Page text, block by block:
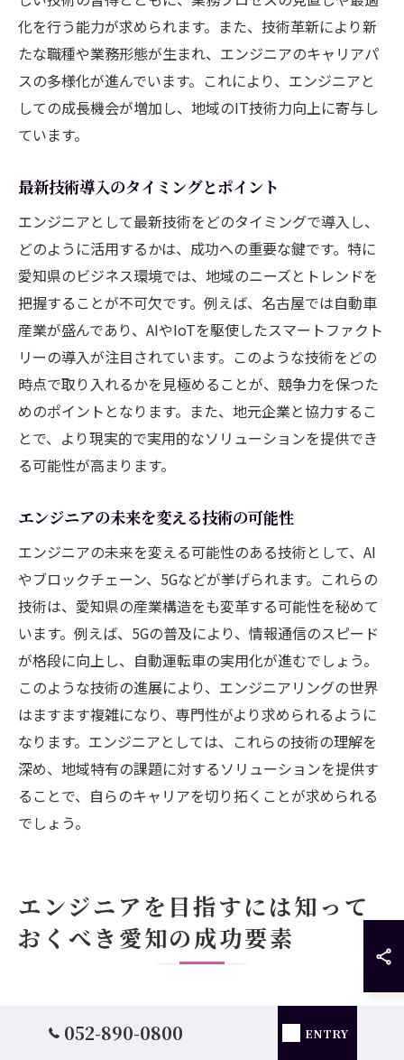
化を行う能力が求められます。また、技術革新により新
たな職種や業務形態が生まれ、エンジニアのキャリアパ
スの多様化が進んでいます。これにより、エンジニアと
しての成長機会が増加し、地域のIT技術力向上に寄与し
ています。
最新技術導入のタイミングとポイント
エンジニアとして最新技術をどのタイミングで導入し、
どのように活用するかは、成功への重要な鍵です。特に
愛知県のビジネス環境では、地域のニーズとトレンドを
把握することが不可欠です。例えば、名古屋では自動車
産業が盛んであり、AIやIoTを駆使したスマートファクト
リーの導入が注目されています。このような技術をどの
時点で取り入れるかを見極めることが、競争力を保つた
めのポイントとなります。また、地元企業と協力するこ
とで、より現実的で実用的なソリューションを提供でき
る可能性が高まります。
エンジニアの未来を変える技術の可能性
エンジニアの未来を変える可能性のある技術として、AI
やブロックチェーン、5Gなどが挙げられます。これらの
技術は、愛知県の産業構造をも変革する可能性を秘めて
います。例えば、5Gの普及により、情報通信のスピード
が格段に向上し、自動運転車の実用化が進むでしょう。
このような技術の進展により、エンジニアリングの世界
はますます複雑になり、専門性がより求められるように
なります。エンジニアとしては、これらの技術の理解を
深め、地域特有の課題に対するソリューションを提供す
ることで、自らのキャリアを切り拓くことが求められる
でしょう。
エンジニアを目指すには知って
おくべき愛知の成功要素
愛知県は、自動車産業や製造業が盛んな地域として知ら
052-890-0800 ENTRY